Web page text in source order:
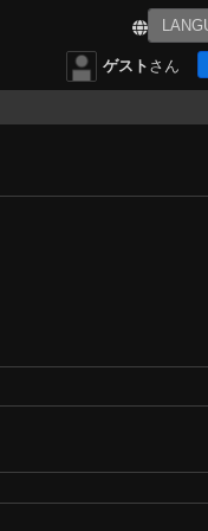
ゲスト さん